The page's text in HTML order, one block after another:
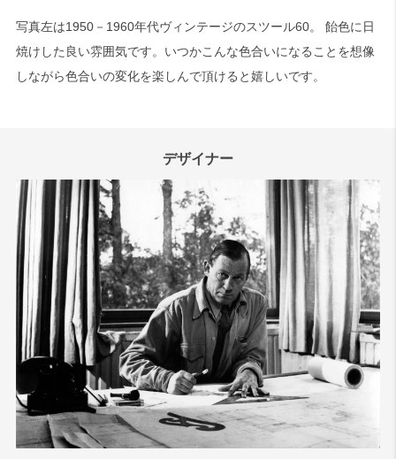
写真左は1950－1960年代ヴィンテージのスツール60。 飴色に日
焼けした良い雰囲気です。いつかこんな色合いになることを想像
しながら色合いの変化を楽しんで頂けると嬉しいです。
デザイナー